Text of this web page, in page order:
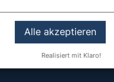
Alle akzeptieren
Realisiert mit Klaro!